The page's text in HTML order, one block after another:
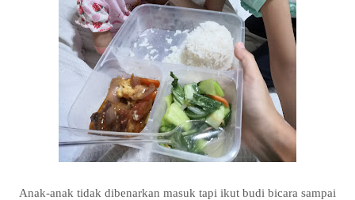
Anak-anak tidak dibenarkan masuk tapi ikut budi bicara sampai